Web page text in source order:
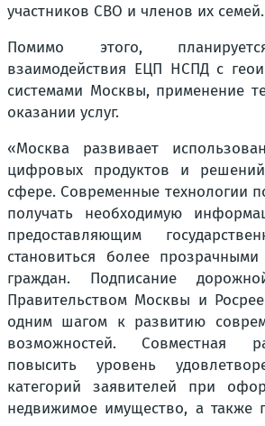
участников СВО и членов их семей.
Помимо этого,
взаимодействия ЕЦП НСПД с
системами Москвы, применение
оказании услуг.
«Москва развивает
цифровых продуктов и
сфере. Современные технологии
получать необходимую
предоставляющим
становиться более
граждан. Подписание
Правительством Москвы и
одним шагом к развитию
возможностей. Совместная
повысить уровень
категорий заявителей при
недвижимое имущество, а также